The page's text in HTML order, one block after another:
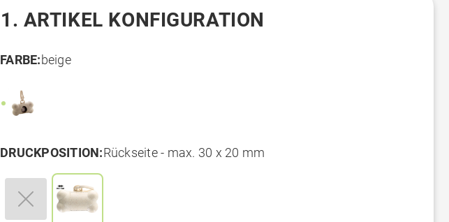
1. ARTIKEL KONFIGURATION
FARBE:beige
DRUCKPOSITION:Rückseite - max. 30 x 20 mm